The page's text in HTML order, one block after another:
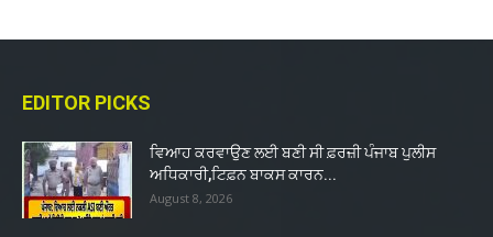
EDITOR PICKS
ਵਿਆਹ ਕਰਵਾਉਣ ਲਈ ਬਣੀ ਸੀ ਫ਼ਰਜ਼ੀ ਪੰਜਾਬ ਪੁਲੀਸ
ਅਧਿਕਾਰੀ,ਟਿਫ਼ਨ ਬਾਕਸ ਕਾਰਨ...
August 8, 2026